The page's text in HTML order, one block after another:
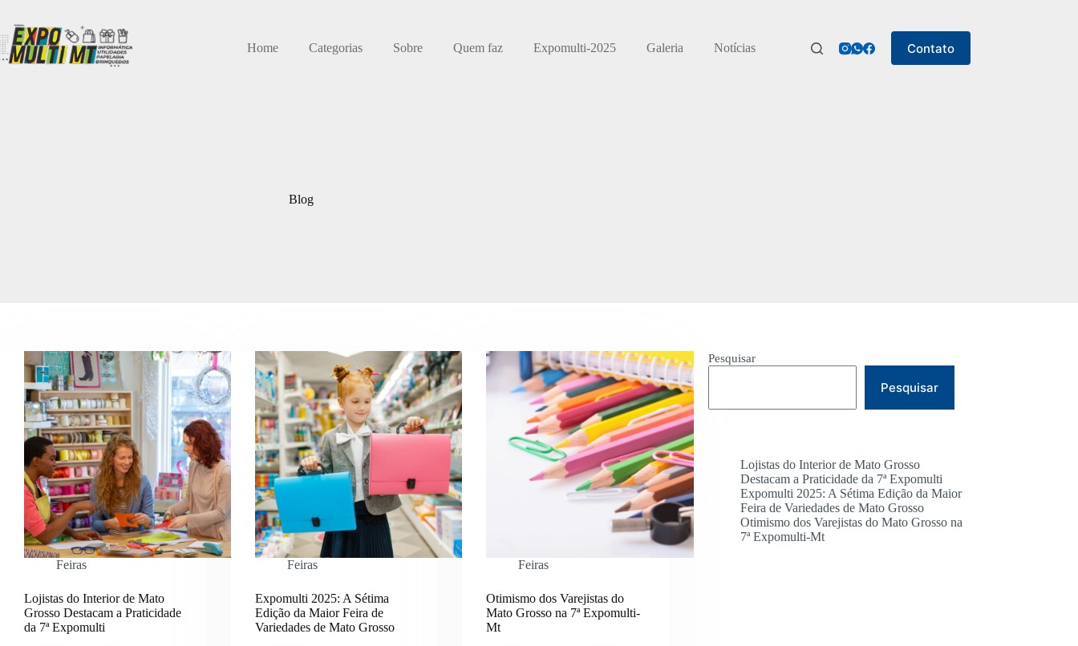
Home Categorias Sobre Quem faz Expomulti-2025 Galeria Notícias Contato
Blog
Feiras
Lojistas do Interior de Mato
Grosso Destacam a Praticidade
da 7ª Expomulti
Feiras
Expomulti 2025: A Sétima
Edição da Maior Feira de
Variedades de Mato Grosso
Feiras
Otimismo dos Varejistas do
Mato Grosso na 7ª Expomulti-
Mt
Pesquisar
Pesquisar
Lojistas do Interior de Mato Grosso
Destacam a Praticidade da 7ª Expomulti
Expomulti 2025: A Sétima Edição da Maior
Feira de Variedades de Mato Grosso
Otimismo dos Varejistas do Mato Grosso na
7ª Expomulti-Mt